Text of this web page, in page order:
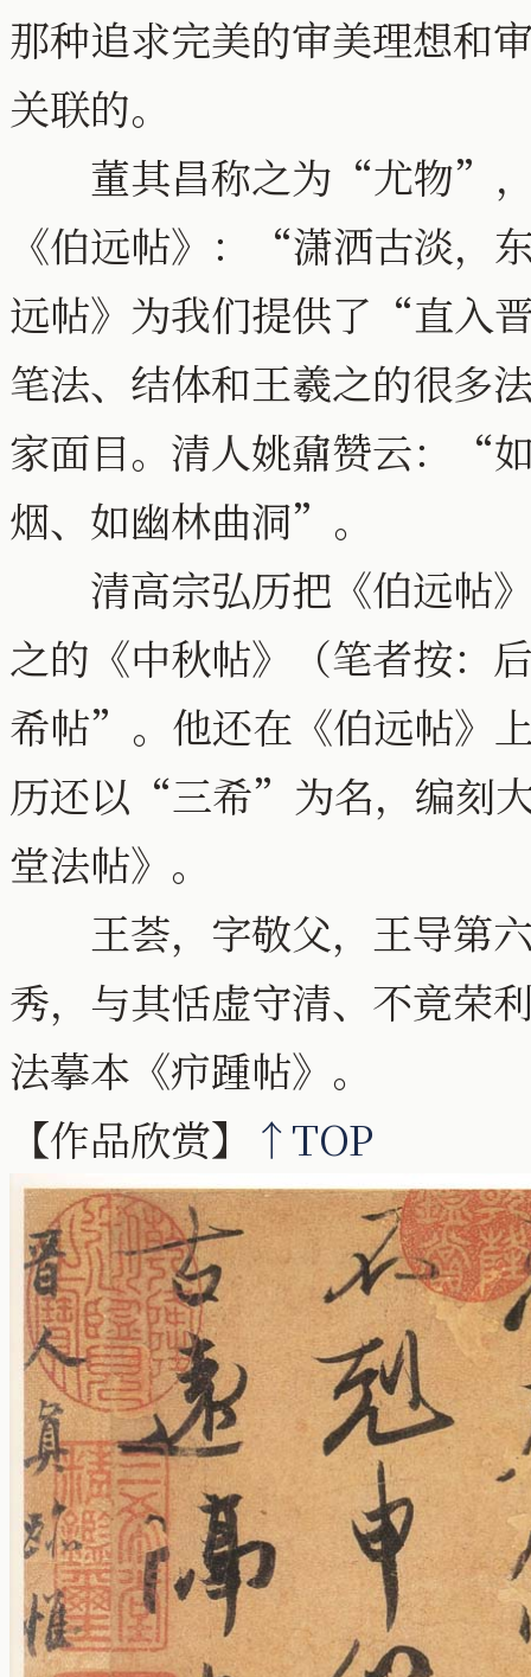
那种追求完美的审美理想和
关联的。
董其昌称之为“尤物”，
《伯远帖》：“潇洒古淡，
远帖》为我们提供了“直
笔法、结体和王羲之的很多
家面目。清人姚鼐赞云：“
烟、如幽林曲洞”。
清高宗弘历把《伯远帖》
之的《中秋帖》（笔者按：
希帖”。他还在《伯远帖》
历还以“三希”为名，编刻
堂法帖》。
王荟，字敬父，王导第六
秀，与其恬虚守清、不竟荣
法摹本《疖踵帖》。
【作品欣赏】
↑TOP